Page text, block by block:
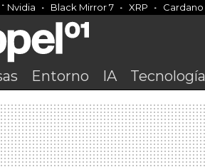
Nvidia Black Mirror 7 XRP Cardano
Entorno IA Tecnología